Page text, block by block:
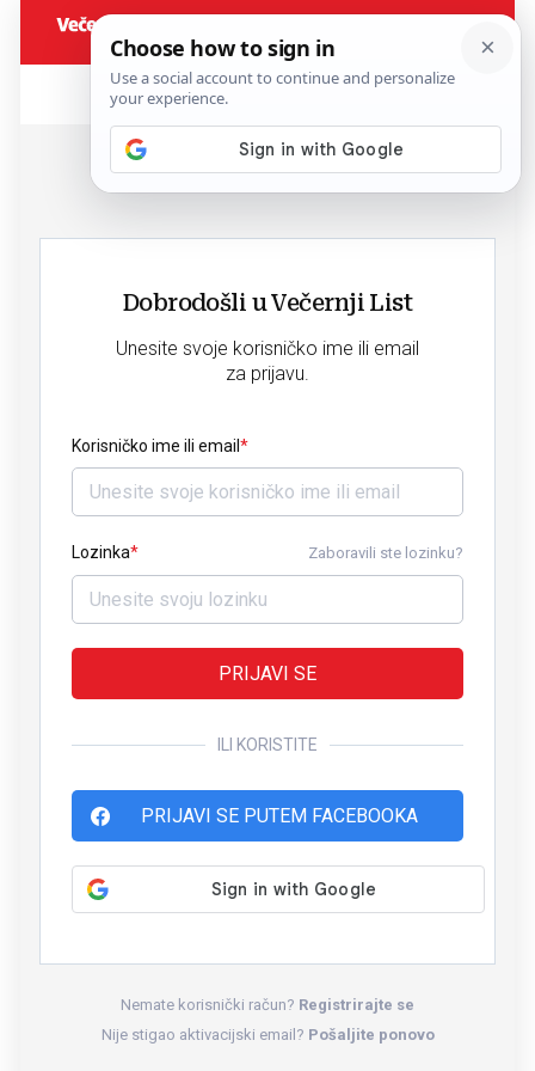
Dobrodošli u Večernji List
Unesite svoje korisničko ime ili email
za prijavu.
Korisničko ime ili email
Lozinka Zaboravili ste lozinku?
PRIJAVI SE
ILI KORISTITE
PRIJAVI SE PUTEM FACEBOOKA
Nemate korisnički račun? Registrirajte se
Nije stigao aktivacijski email? Pošaljite ponovo